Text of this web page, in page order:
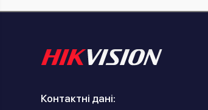
Контактні дані: